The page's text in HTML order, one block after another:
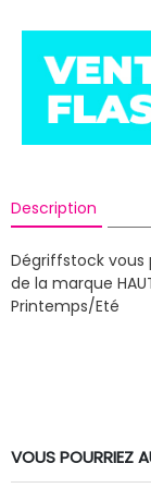
Description
Dégriffstock
de la marque
Printemps/Eté
VOUS POURRIEZ